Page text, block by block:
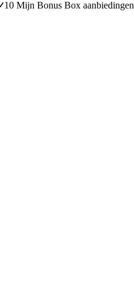
10 Mijn Bonus Box aanbiedingen